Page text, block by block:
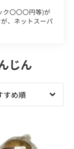
〇〇〇円等)が
、ネットスーパ
じん